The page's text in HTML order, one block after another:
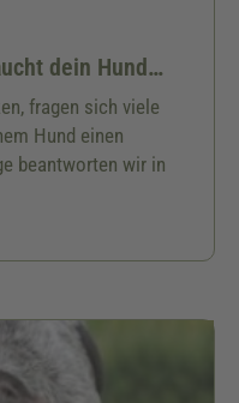
Kälte-Alarm: Darum braucht dein Hund in der kalten Jahreszeit einen Mantel
fragen sich viele
Hund einen
beantworten wir in